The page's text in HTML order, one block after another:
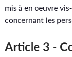
mis à en oeuvre
concernant les
Article 3 -